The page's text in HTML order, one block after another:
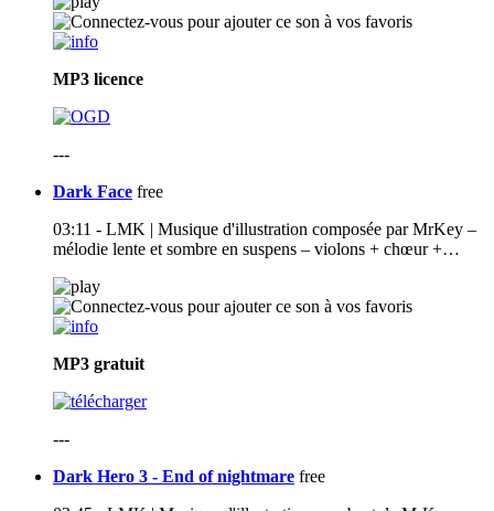
MP3 licence
---
Dark Face free
03:11 - LMK | Musique d'illustration composée par MrKey –
mélodie lente et sombre en suspens – violons + chœur +…
MP3 gratuit
---
Dark Hero 3 - End of nightmare free